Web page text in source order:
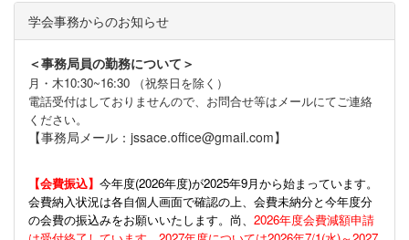
学会事務からのお知らせ
＜事務局員の勤務について＞
月・木10:30~16:30 （祝祭日を除く）
電話受付はしておりませんので、お問合せ等はメールにてご連絡
ください。
【事務局メール：jssace.office@gmail.com】
【会費振込】 今年度(2026年度)が2025年9月から始まっています。
会費納入状況は各自個人画面で確認の上、会費未納分と今年度分
の会費の振込みをお願いいたします。尚、 2026年度会費減額申請